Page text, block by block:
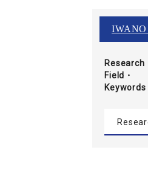
IWANO
Research
Field・
Keywords